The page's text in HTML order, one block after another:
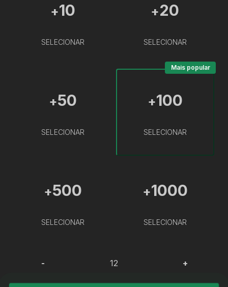
+10
SELECIONAR
+20
SELECIONAR
+50
SELECIONAR
+100
SELECIONAR
Mais popular
+500
SELECIONAR
+1000
SELECIONAR
- +